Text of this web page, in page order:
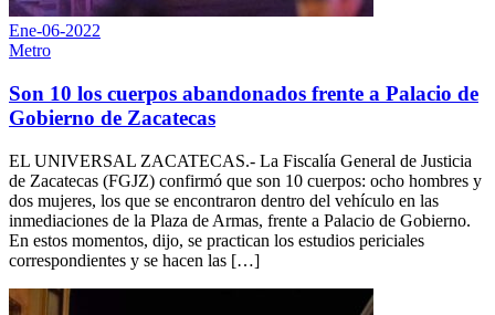
Ene-06-2022
Metro
Son 10 los cuerpos abandonados frente a Palacio de
Gobierno de Zacatecas
EL UNIVERSAL ZACATECAS.- La Fiscalía General de Justicia
de Zacatecas (FGJZ) confirmó que son 10 cuerpos: ocho hombres y
dos mujeres, los que se encontraron dentro del vehículo en las
inmediaciones de la Plaza de Armas, frente a Palacio de Gobierno.
En estos momentos, dijo, se practican los estudios periciales
correspondientes y se hacen las […]